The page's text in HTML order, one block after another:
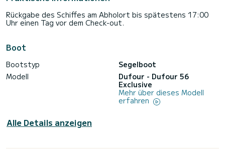
Rückgabe des Schiffes am Abholort bis spätestens 17:00
Uhr einen Tag vor dem Check-out.
Boot
Bootstyp
Segelboot
Modell
Dufour - Dufour 56
Exclusive
Mehr über dieses Modell
erfahren
Alle Details anzeigen